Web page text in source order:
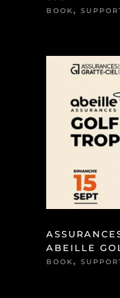
BOOK,
ABEILLE
BOOK,